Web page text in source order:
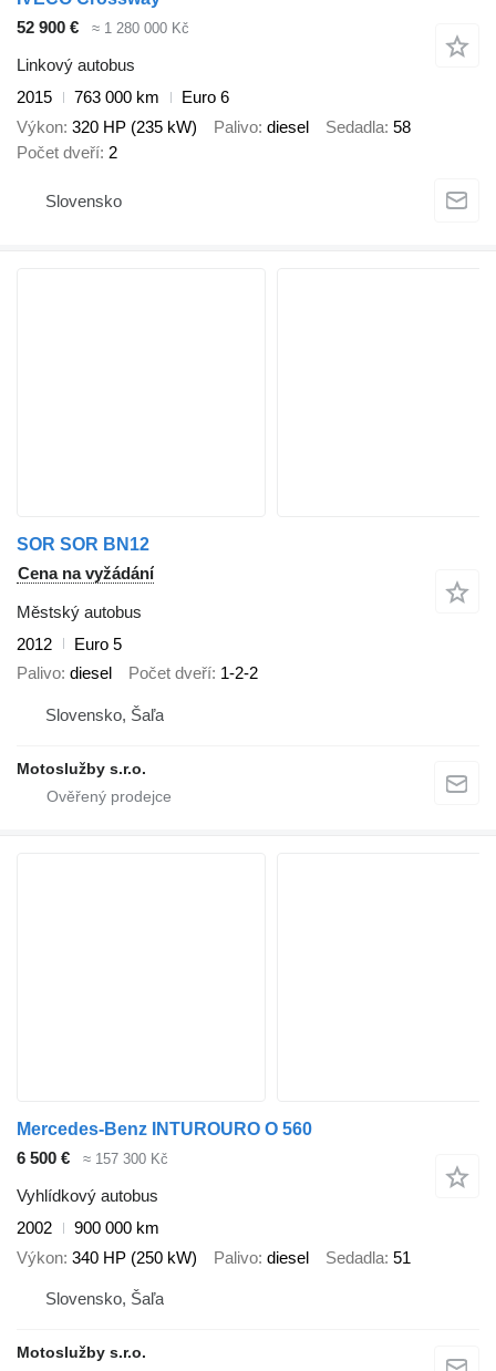
52 900 €
≈ 1 280 000 Kč
Linkový autobus
2015
763 000 km
Euro 6
Výkon 320 HP (235 kW) Palivo diesel Sedadla 58
Počet dveří 2
Slovensko
SOR SOR BN12
Cena na vyžádání
Městský autobus
2012
Euro 5
Palivo diesel Počet dveří 1-2-2
Slovensko, Šaľa
Motoslužby s.r.o.
Mercedes-Benz INTUROURO O 560
6 500 €
≈ 157 300 Kč
Vyhlídkový autobus
2002
900 000 km
Výkon 340 HP (250 kW) Palivo diesel Sedadla 51
Slovensko, Šaľa
Motoslužby s.r.o.